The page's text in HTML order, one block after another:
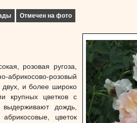
Отмечен на фото
розовая ругоза,
абрикосово-розовый
двух, и более широко
крупных цветков с
выдерживают дождь,
цветок